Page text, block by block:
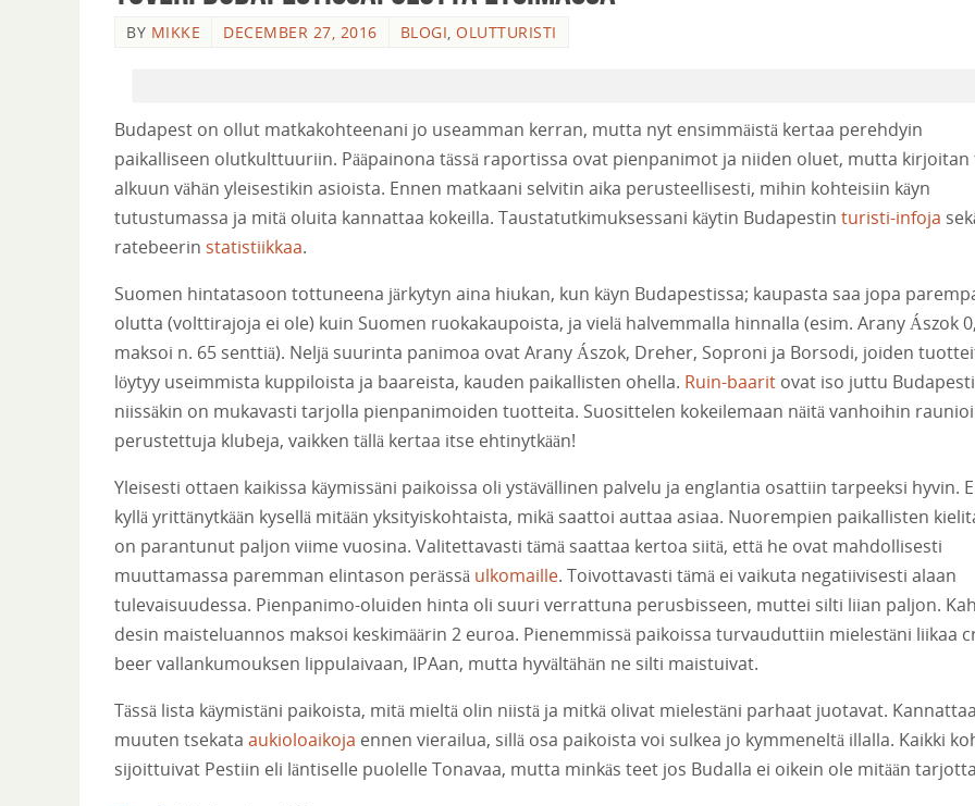
BY MIKKE DECEMBER 27, 2016 BLOGI, OLUTTURISTI
Budapest on ollut matkakohteenani jo useamman kerran, mutta nyt ensimmäistä kertaa perehdyin
paikalliseen olutkulttuuriin. Pääpainona tässä raportissa ovat pienpanimot ja niiden oluet, mutta kirjoitan
alkuun vähän yleisestikin asioista. Ennen matkaani selvitin aika perusteellisesti, mihin kohteisiin käyn
tutustumassa ja mitä oluita kannattaa kokeilla. Taustatutkimuksessani käytin Budapestin turisti-infoja
ratebeerin statistiikkaa.
Suomen hintatasoon tottuneena järkytyn aina hiukan, kun käyn Budapestissa; kaupasta saa jopa
olutta (volttirajoja ei ole) kuin Suomen ruokakaupoista, ja vielä halvemmalla hinnalla (esim. AranyÁszok
maksoi n. 65 senttiä). Neljä suurinta panimoa ovat AranyÁszok, Dreher, Soproni ja Borsodi, joiden
löytyy useimmista kuppiloista ja baareista, kauden paikallisten ohella. Ruin-baarit ovat iso juttu
niissäkin on mukavasti tarjolla pienpanimoiden tuotteita. Suosittelen kokeilemaan näitä vanhoihin
perustettuja klubeja, vaikken tällä kertaa itse ehtinytkään!
Yleisesti ottaen kaikissa käymissäni paikoissa oli ystävällinen palvelu ja englantia osattiin tarpeeksi hyvin.
kyllä yrittänytkään kysellä mitään yksityiskohtaista, mikä saattoi auttaa asiaa. Nuorempien paikallisten
on parantunut paljon viime vuosina. Valitettavasti tämä saattaa kertoa siitä, että he ovat mahdollisesti
muuttamassa paremman elintason perässä ulkomaille. Toivottavasti tämä ei vaikuta negatiivisesti alaan
tulevaisuudessa. Pienpanimo-oluiden hinta oli suuri verrattuna perusbisseen, muttei silti liian paljon.
desin maisteluannos maksoi keskimäärin 2 euroa. Pienemmissä paikoissa turvauduttiin mielestäni liikaa
beer vallankumouksen lippulaivaan, IPAan, mutta hyvältähän ne silti maistuivat.
Tässä lista käymistäni paikoista, mitä mieltä olin niistä ja mitkä olivat mielestäni parhaat juotavat. Kannattaa
muuten tsekata aukioloaikoja ennen vierailua, sillä osa paikoista voi sulkea jo kymmeneltä illalla. Kaikki
sijoittuivat Pestiin eli läntiselle puolelle Tonavaa, mutta minkäs teet jos Budalla ei oikein ole mitään